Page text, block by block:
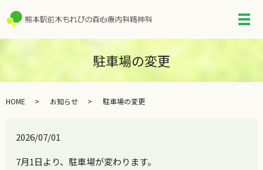
メ
駐車場の変更
HOME お知らせ 駐車場の変更
2026/07/01
7月1日より、駐車場が変わります。